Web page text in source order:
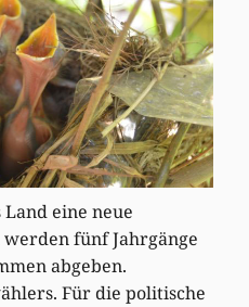
eine neue
fünf Jahrgänge
abgeben.
Für die politische